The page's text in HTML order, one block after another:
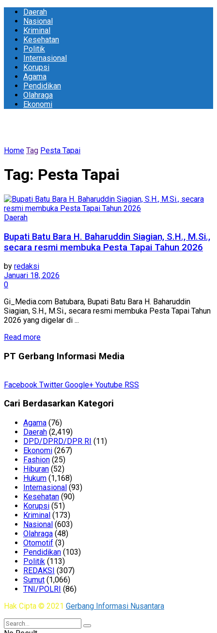
Daerah
Nasional
Kriminal
Kesehatan
Politik
Internasional
Korupsi
Agama
Pendidikan
Olahraga
Ekonomi
Home Tag Pesta Tapai
Tag: Pesta Tapai
Daerah
Bupati Batu Bara H. Baharuddin Siagian, S.H., M.Si.,
secara resmi membuka Pesta Tapai Tahun 2026
by redaksi
Januari 18, 2026
0
Gi_Media.com Batubara, Bupati Batu Bara H. Baharuddin
Siagian, S.H., M.Si., secara resmi membuka Pesta Tapai Tahun
2026 yang digelar di ...
Read more
PT Gerbang Informasi Media
Facebook Twitter Google+ Youtube RSS
Cari Berdasarkan Kategori
Agama (76)
Daerah (2,419)
DPD/DPRD/DPR RI (11)
Ekonomi (267)
Fashion (25)
Hiburan (52)
Hukum (1,168)
Internasional (93)
Kesehatan (90)
Korupsi (51)
Kriminal (173)
Nasional (603)
Olahraga (48)
Otomotif (3)
Pendidikan (103)
Politik (113)
REDAKSI (307)
Sumut (1,066)
TNI/POLRI (86)
Hak Cipta © 2021 Gerbang Informasi Nusantara